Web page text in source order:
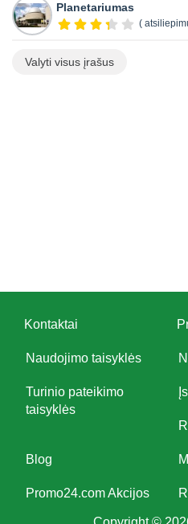
Planetariumas
(
Valyti visus įrašus
Kontaktai
Naudojimo taisyklės
Turinio pateikimo
taisyklės
Blog
Promo24.com Akcijos